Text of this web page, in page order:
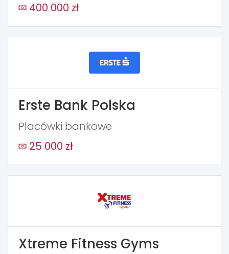
400 000 zł
Erste Bank Polska
Placówki bankowe
25 000 zł
Xtreme Fitness Gyms